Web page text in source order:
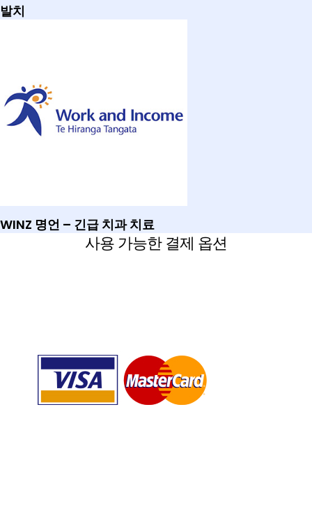
발치
WINZ 명언 – 긴급 치과 치료
사용 가능한 결제 옵션​